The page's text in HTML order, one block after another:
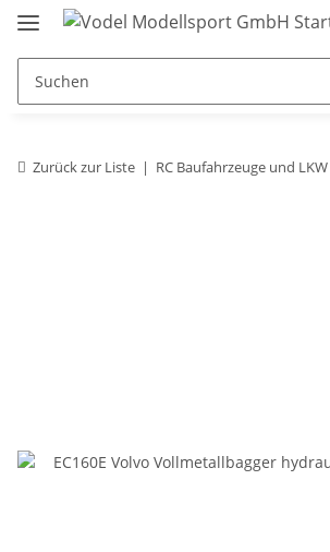
Zurück zur Liste RC Baufahrzeuge und LKW